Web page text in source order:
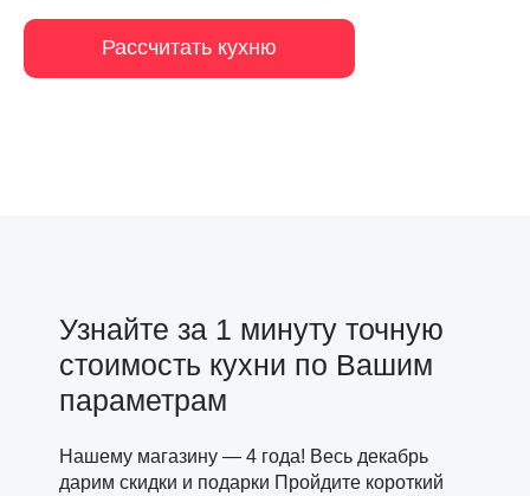
Рассчитать кухню
Узнайте за 1 минуту точную
стоимость кухни по Вашим
параметрам
Нашему магазину — 4 года! Весь декабрь
дарим скидки и подарки Пройдите короткий